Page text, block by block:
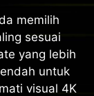
memilih
sesuai
yang lebih
untuk
visual 4K